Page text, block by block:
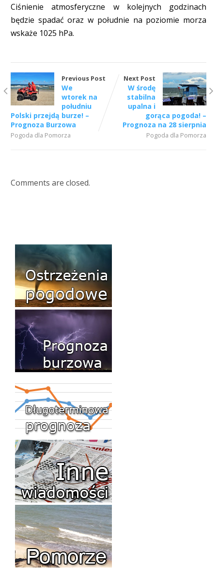
Ciśnienie atmosferyczne w kolejnych godzinach
będzie spadać oraz w południe na poziomie morza
wskaże 1025 hPa.
Previous Post
We
wtorek na
południu
Polski przejdą burze! –
Prognoza Burzowa
Pogoda dla Pomorza
Next Post
W środę
stabilna
upalna i
gorąca pogoda! –
Prognoza na 28 sierpnia
Pogoda dla Pomorza
Comments are closed.